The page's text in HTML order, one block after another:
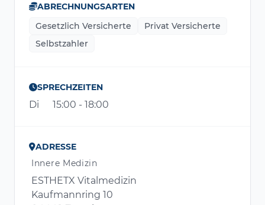
ABRECHNUNGSARTEN
Gesetzlich Versicherte
Privat Versicherte
Selbstzahler
SPRECHZEITEN
Di 15:00 - 18:00
ADRESSE
Innere Medizin
ESTHETX Vitalmedizin
Kaufmannring 10